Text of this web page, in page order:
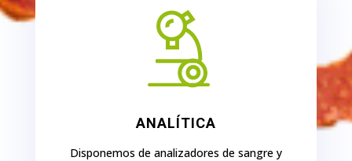
ANALÍTICA
Disponemos de analizadores de sangre y